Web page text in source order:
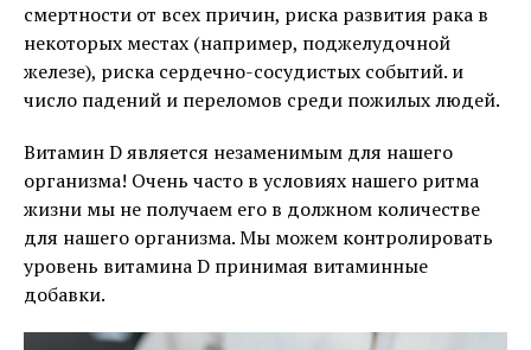
смертности от всех причин, риска развития рака в
некоторых местах (например, поджелудочной
железе), риска сердечно-сосудистых событий. и
число падений и переломов среди пожилых людей.
Витамин D является незаменимым для нашего
организма! Очень часто в условиях нашего ритма
жизни мы не получаем его в должном количестве
для нашего организма. Мы можем контролировать
уровень витамина D принимая витаминные
добавки.